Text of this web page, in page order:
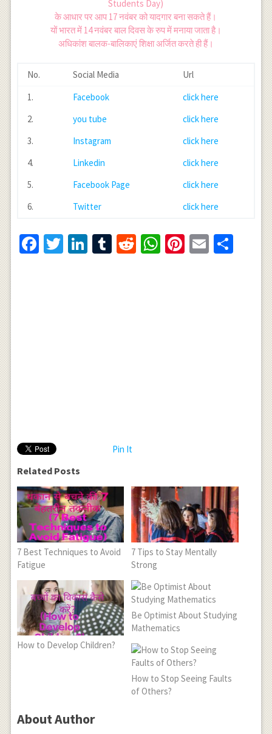
Students Day)
के आधार पर आप 17 नवंबर को यादगार बना सकते हैं।
यों भारत में 14 नवंबर बाल दिवस के रुप में मनाया जाता है।
अधिकांश बालक-बालिकाएं शिक्षा अर्जित करते ही हैं।
No. Social Media
Url
1.
Facebook
click here
2.
you tube
click here
3.
Instagram
click here
4.
Linkedin
click here
5.
Facebook Page
click here
6.
Twitter click here
Facebook
Twitter
LinkedIn
Tumblr
RedditWhatsApp
Pinterest
Email
Pin It
Related Posts
7 Best Techniques to Avoid
Fatigue
7 Tips to Stay Mentally
Strong
How to Develop Children?
Be Optimist About Studying
Mathematics
How to Stop Seeing Faults
of Others?
About Author